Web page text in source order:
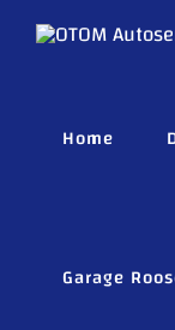
naar
Home
Garage